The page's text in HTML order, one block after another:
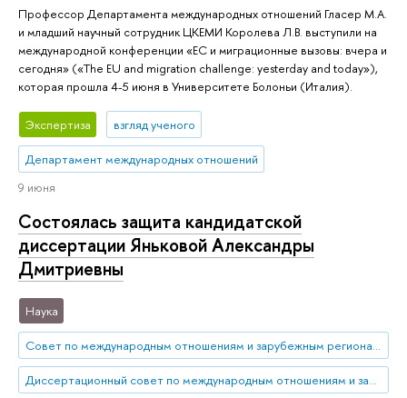
Профессор Департамента международных отношений Гласер М.А.
и младший научный сотрудник ЦКЕМИ Королева Л.В. выступили на
международной конференции «ЕС и миграционные вызовы: вчера и
сегодня» («The EU and migration challenge: yesterday and today»),
которая прошла 4-5 июня в Университете Болоньи (Италия).
Экспертиза взгляд ученого
Департамент международных отношений
9 июня
Состоялась защита кандидатской
диссертации Яньковой Александры
Дмитриевны
Наука
Совет по международным отношениям и зарубежным региональным исследованиям
Диссертационный совет по международным отношениям и зарубежным региональным исследованиям